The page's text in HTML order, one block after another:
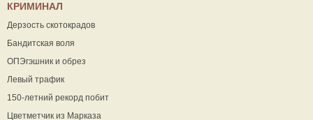
КРИМИНАЛ
Дерзость скотокрадов
Бандитская воля
ОПЭгэшник и обрез
Левый трафик
150-летний рекорд побит
Цветметчик из Марказа